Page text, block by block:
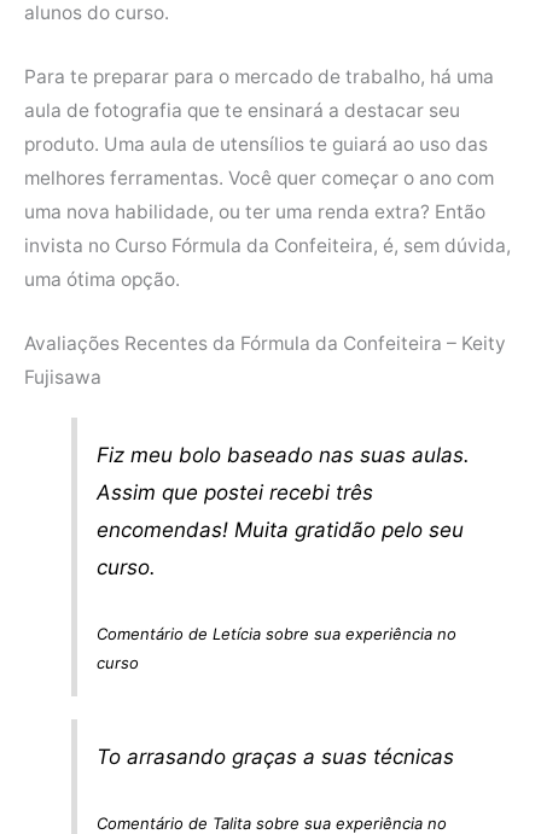
alunos do curso.
Para te preparar para o mercado de trabalho, há uma
aula de fotografia que te ensinará a destacar seu
produto. Uma aula de utensílios te guiará ao uso das
melhores ferramentas. Você quer começar o ano com
uma nova habilidade, ou ter uma renda extra? Então
invista no Curso Fórmula da Confeiteira, é, sem dúvida,
uma ótima opção.
Avaliações Recentes da Fórmula da Confeiteira – Keity
Fujisawa
Fiz meu bolo baseado nas suas aulas.
Assim que postei recebi três
encomendas! Muita gratidão pelo seu
curso.
Comentário de Letícia sobre sua experiência no
curso
To arrasando graças a suas técnicas
Comentário de Talita sobre sua experiência no